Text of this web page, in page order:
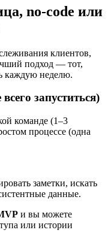
no-code или
клиентов,
подход — тот,
каждую неделю.
запуститься)
команде (1–3
процессе (одна
заметки, искать
данные.
и вы можете
или истории